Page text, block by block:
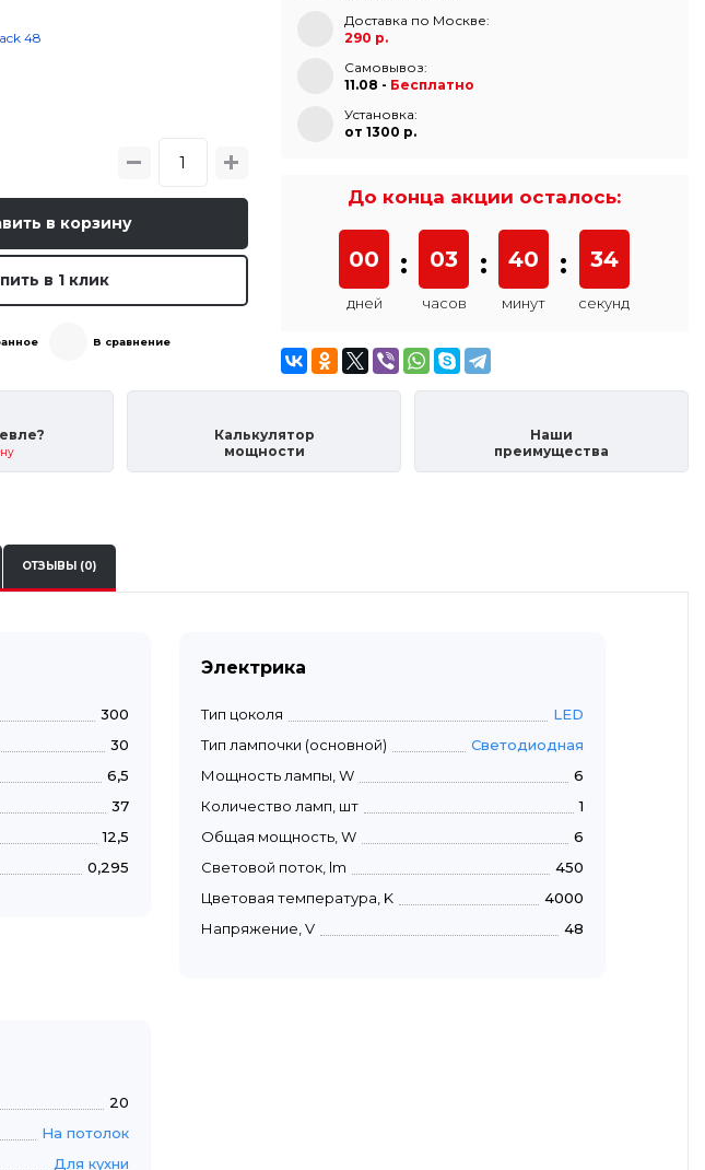
48
в корзину
в 1 клик
В сравнение
Доставка по Москве:
290 р.
Самовывоз:
11.08 - Бесплатно
Установка:
от 1300 p.
До конца акции осталось:
00
дней
: 03
часов
: 40
минут
: 33
секунд
Калькулятор
мощности
Наши
преимущества
ОТЗЫВЫ (0)
300
30
6,5
37
12,5
0,295
Электрика
Тип цоколя
LED
Тип лампочки (основной)
Светодиодная
Мощность лампы, W
6
Количество ламп, шт
1
Общая мощность, W
6
Световой поток, lm
450
Цветовая температура, K
4000
Напряжение, V
48
20
На потолок
Для кухни